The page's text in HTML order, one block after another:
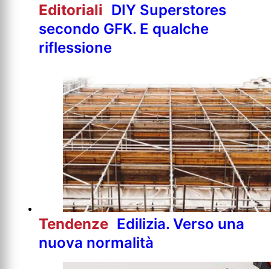
Editoriali DIY Superstores
secondo GFK. E qualche
riflessione
Tendenze Edilizia. Verso una
nuova normalità